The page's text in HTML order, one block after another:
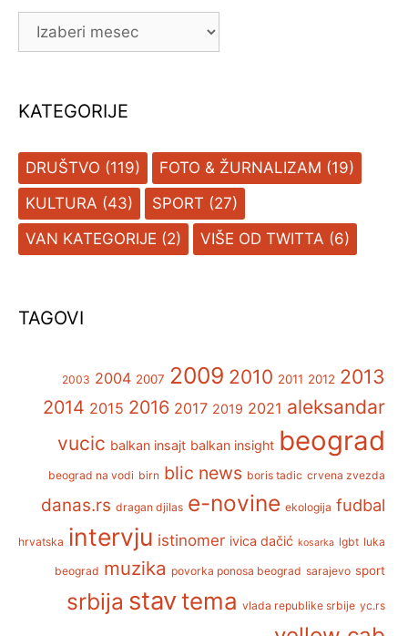
ARHIVA
KATEGORIJE
DRUŠTVO (119) FOTO & ŽURNALIZAM (19)
KULTURA (43) SPORT (27)
VAN KATEGORIJE (2) VIŠE OD TWITTA (6)
TAGOVI
2003 2004 2007 2009 2010 2011 2012 2013
2014 2015 2016 2017 2019 2021 aleksandar
vucic balkan insajt balkan insight beograd
beograd na vodi birn blic news boris tadic crvena zvezda
danas.rs dragan djilas e-novine ekologija fudbal
hrvatska intervju istinomer ivica dačić kosarka lgbt luka
beograd muzika povorka ponosa beograd sarajevo sport
srbija stavtema vlada republike srbije yc.rs